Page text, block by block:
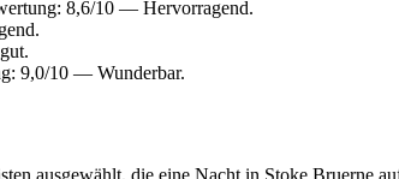
8,6/10 — Hervorragend.
9,0/10 — Wunderbar.
ausgewählt, die eine Nacht in Stoke Bruerne